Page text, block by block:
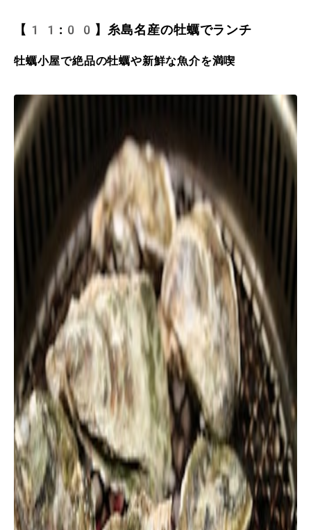
【11:00】糸島名産の牡蠣でランチ
牡蠣小屋で絶品の牡蠣や新鮮な魚介を満喫